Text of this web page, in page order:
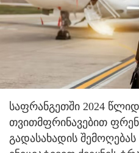
საფრანგეთში 2024
თვითმფრინავებით
გადასახადის შემოღებას